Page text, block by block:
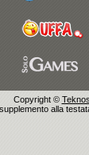
Copyright ©
alla